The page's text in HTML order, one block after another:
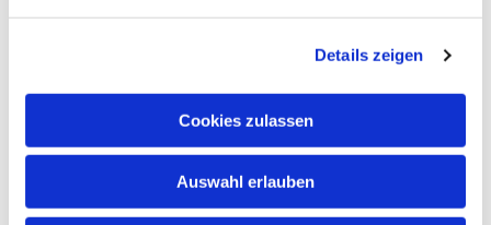
Details zeigen
Cookies zulassen
Auswahl erlauben
Gespräch. Jedenfalls ist immer was zum Nachdenken und
Der Nachmittag endet gegen 16.00 Uhr, dass auch in der
dunklen Jahreszeit der Nachhauseweg noch im Hellen
zurückgelegt werden kann.